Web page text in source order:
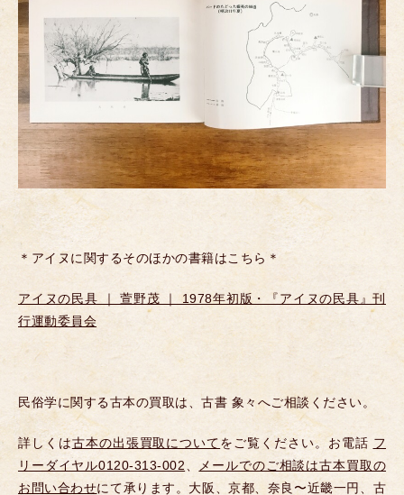
＊アイヌに関するそのほかの書籍はこちら＊
アイヌの民具 ｜ 萱野茂 ｜ 1978年初版・『アイヌの民具』刊
行運動委員会
民俗学に関する古本の買取は、古書 象々へご相談ください。
詳しくは古本の出張買取についてをご覧ください。お電話 フ
リーダイヤル0120-313-002、
メールでのご相談は古本買取の
お問い合わせにて承ります。大阪、京都、奈良〜近畿一円、古